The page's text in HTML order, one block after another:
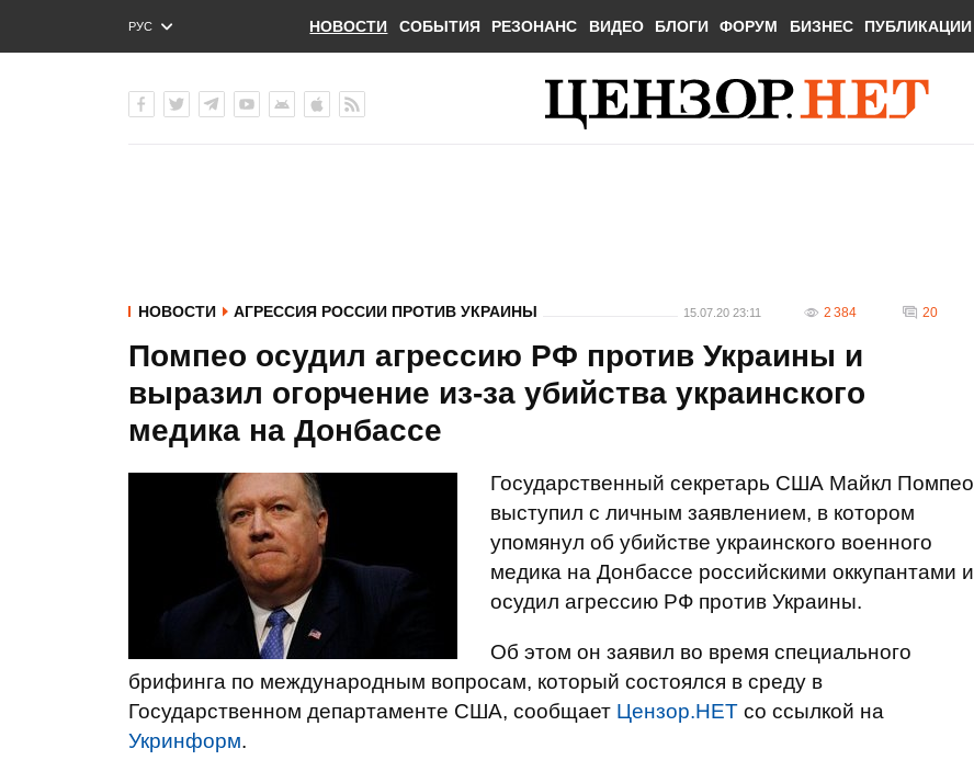
РУС
ENG
НОВОСТИ СОБЫТИЯ РЕЗОНАНС ВИДЕО БЛОГИ ФОРУМ БИЗНЕС ПУБЛИКАЦИИ
НОВОСТИ АГРЕССИЯ РОССИИ ПРОТИВ УКРАИНЫ 15.07.20 23:11 2 384 20
Помпео осудил агрессию РФ против Украины и
выразил огорчение из-за убийства украинского
медика на Донбассе
Государственный секретарь США Майкл Помпео
выступил с личным заявлением, в котором
упомянул об убийстве украинского военного
медика на Донбассе российскими оккупантами и
осудил агрессию РФ против Украины.
Об этом он заявил во время специального
брифинга по международным вопросам, который состоялся в среду в
Государственном департаменте США, сообщает Цензор.НЕТ со ссылкой на
Укринформ.